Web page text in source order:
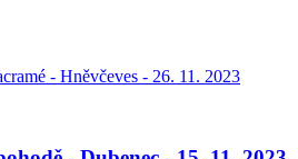
- Hněvčeves - 26. 11. 2023